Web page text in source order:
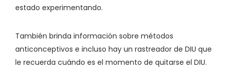
estado experimentando.
También brinda información sobre métodos
anticonceptivos e incluso hay un rastreador de DIU que
le recuerda cuándo es el momento de quitarse el DIU.